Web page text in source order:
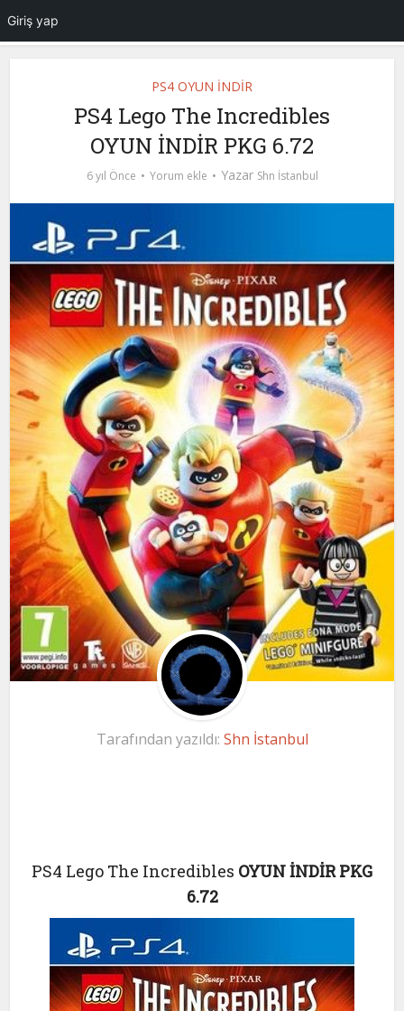
PS4 OYUN İNDİR
PS4 Lego The Incredibles
OYUN İNDİR PKG 6.72
6 yıl Önce Yorum ekle Yazar Shn İstanbul
Tarafından yazıldı: Shn İstanbul
PS4 Lego The Incredibles OYUN İNDİR PKG
6.72
Giriş yap